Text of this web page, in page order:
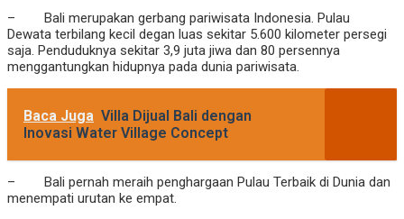
– Bali merupakan gerbang pariwisata Indonesia. Pulau
Dewata terbilang kecil degan luas sekitar 5.600 kilometer persegi
saja. Penduduknya sekitar 3,9 juta jiwa dan 80 persennya
menggantungkan hidupnya pada dunia pariwisata.
Baca Juga Villa Dijual Bali dengan
Inovasi Water Village Concept
– Bali pernah meraih penghargaan Pulau Terbaik di Dunia dan
menempati urutan ke empat.